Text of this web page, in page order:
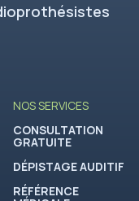
NOS SERVICES
CONSULTATION
GRATUITE
DÉPISTAGE AUDITIF
RÉFÉRENCE